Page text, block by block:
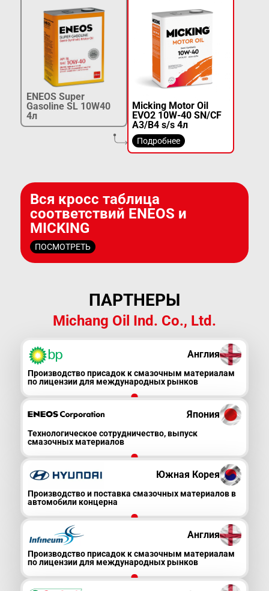
ENEOS Super
Gasoline SL 10W40
4л
Micking Motor Oil
EVO2 10W-40 SN/CF
A3/B4 s/s 4л
Подробнее
Вся кросс таблица
соответствий ENEOS и
MICKING
ПОСМОТРЕТЬ
ПАРТНЕРЫ
Michang Oil Ind. Co., Ltd.
Англия
Производство присадок к смазочным материалам
по лицензии для международных рынков
Япония
Технологическое сотрудничество, выпуск
смазочных материалов
Южная Корея
Производство и поставка смазочных материалов в
автомобили концерна
Англия
Производство присадок к смазочным материалам
по лицензии для международных рынков